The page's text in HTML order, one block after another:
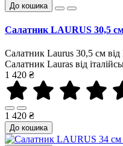
До кошика
Салатник LAURUS 30,5
Салатник Laurus 30,5 см від
Салатник Lauras від
1 420 ₴
1 420 ₴
До кошика